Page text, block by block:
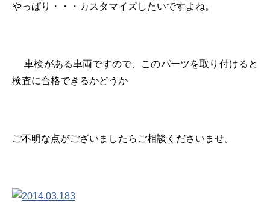
やっぱり・・・カスタマイズしたいですよね。
車検がある車両ですので、このパーツを取り付けると
検査に合格できるかどうか
ご不明な点がございましたらご相談くださいませ。